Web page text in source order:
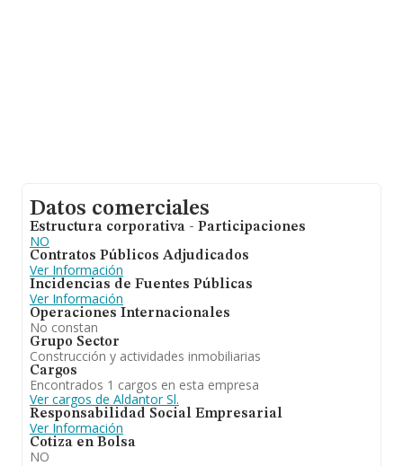
Datos comerciales
Estructura corporativa - Participaciones
NO
Contratos Públicos Adjudicados
Ver Información
Incidencias de Fuentes Públicas
Ver Información
Operaciones Internacionales
No constan
Grupo Sector
Construcción y actividades inmobiliarias
Cargos
Encontrados 1 cargos en esta empresa
Ver cargos de Aldantor Sl.
Responsabilidad Social Empresarial
Ver Información
Cotiza en Bolsa
NO